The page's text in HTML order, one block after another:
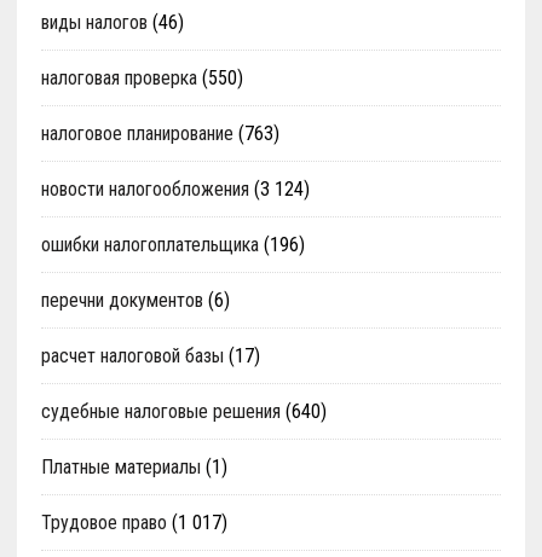
виды налогов (46)
налоговая проверка(550)
налоговое планирование (763)
новости налогообложения (3 124)
ошибки налогоплательщика(196)
перечни документов (6)
расчет налоговой базы (17)
судебные налоговые решения (640)
Платные материалы (1)
Трудовое право (1 017)